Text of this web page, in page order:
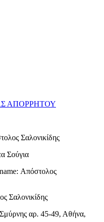
ΑΠΟΡΡΗΤΟΥ
Σαλονικίδης
Σούγια
name: Απόστολος
Σαλονικίδης
αρ. 45-49, Αθήνα,